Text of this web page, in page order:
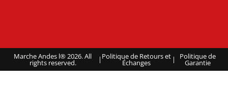
Marche Andes l® 2026. All
rights reserved. | Politique de Retours et
Échanges | Politique de
Garantie